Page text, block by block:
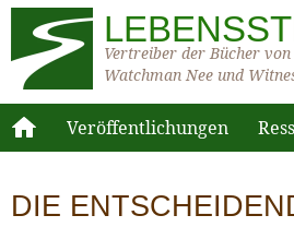
Vertreiber der Bücher von
Watchman Nee und
Veröffentlichungen
DIE